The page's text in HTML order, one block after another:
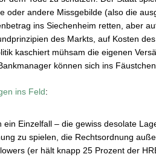
oder andere Missgebilde (also die
ins Siechenheim retten, aber
des Markts, auf Kosten
kaschiert mühsam die eigenen
können sich ins Fäustchen
ins Feld:
Einzelfall – die gewiss desolate
zu spielen, die Rechtsordnung
(er hält knapp 25 Prozent der